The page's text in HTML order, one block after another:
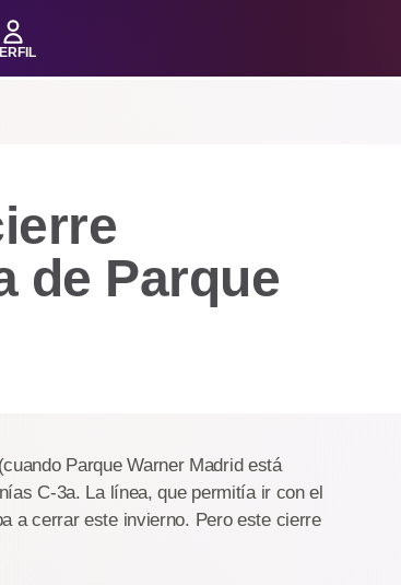
de Parque
Parque Warner Madrid está
C-3a. La línea, que permitía ir con el
a cerrar este invierno. Pero este cierre